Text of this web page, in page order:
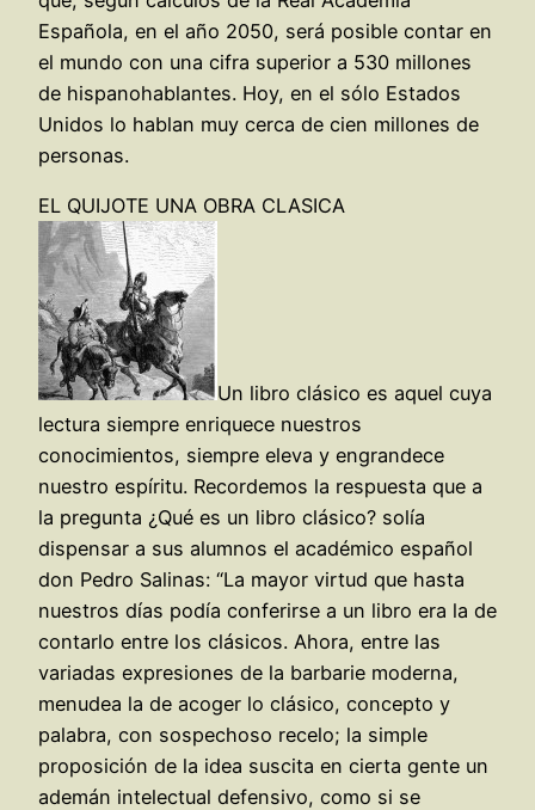
Española, en el año 2050, será posible contar en
el mundo con una cifra superior a 530 millones
de hispanohablantes. Hoy, en el sólo Estados
Unidos lo hablan muy cerca de cien millones de
personas.
EL QUIJOTE UNA OBRA CLASICA
Un libro clásico es aquel cuya
lectura siempre enriquece nuestros
conocimientos, siempre eleva y engrandece
nuestro espíritu. Recordemos la respuesta que a
la pregunta ¿Qué es un libro clásico? solía
dispensar a sus alumnos el académico español
don Pedro Salinas: “La mayor virtud que hasta
nuestros días podía conferirse a un libro era la de
contarlo entre los clásicos. Ahora, entre las
variadas expresiones de la barbarie moderna,
menudea la de acoger lo clásico, concepto y
palabra, con sospechoso recelo; la simple
proposición de la idea suscita en cierta gente un
ademán intelectual defensivo, como si se